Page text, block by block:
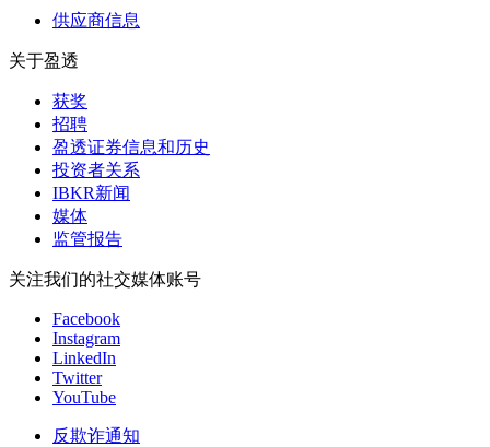
供应商信息
关于盈透
获奖
招聘
盈透证券信息和历史
投资者关系
IBKR新闻
媒体
监管报告
关注我们的社交媒体账号
Facebook
Instagram
LinkedIn
Twitter
YouTube
反欺诈通知